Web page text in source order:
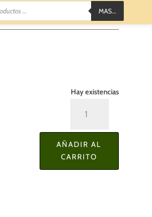
MAS...
Hay existencias
Almacenamiento
para
Alimentos
AÑADIR AL
CARRITO